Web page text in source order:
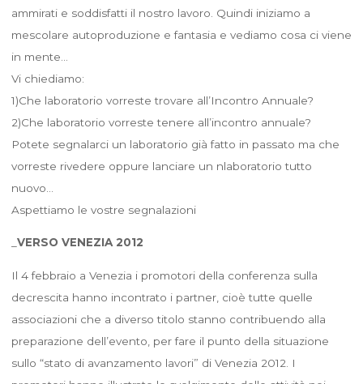
ammirati e soddisfatti il nostro lavoro. Quindi iniziamo a
mescolare autoproduzione e fantasia e vediamo cosa ci viene
in mente…
Vi chiediamo:
1)Che laboratorio vorreste trovare all’Incontro Annuale?
2)Che laboratorio vorreste tenere all’incontro annuale?
Potete segnalarci un laboratorio già fatto in passato ma che
vorreste rivedere oppure lanciare un nlaboratorio tutto
nuovo…
Aspettiamo le vostre segnalazioni
VERSO VENEZIA 2012
Il 4 febbraio a Venezia i promotori della conferenza sulla
decrescita hanno incontrato i partner, cioè tutte quelle
associazioni che a diverso titolo stanno contribuendo alla
preparazione dell’evento, per fare il punto della situazione
sullo “stato di avanzamento lavori” di Venezia 2012. I